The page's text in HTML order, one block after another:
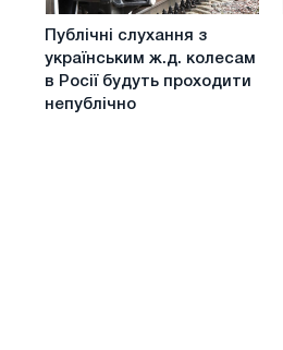
Публічні
слухання
з
українським
Публічні слухання з
українським ж.д. колесам
в Росії будуть проходити
непублічно